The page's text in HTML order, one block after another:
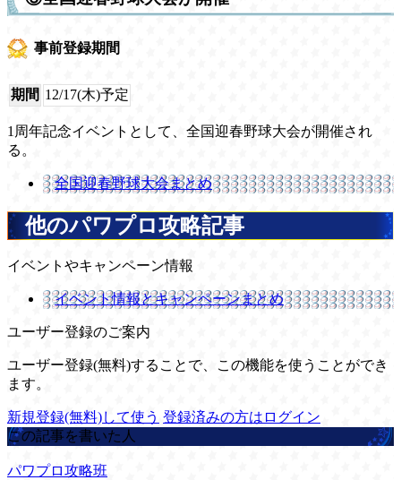
事前登録期間
期間 12/17(木)予定
1周年記念イベントとして、全国迎春野球大会が開催され
る。
全国迎春野球大会まとめ
他のパワプロ攻略記事
イベントやキャンペーン情報
イベント情報とキャンペーンまとめ
ユーザー登録のご案内
ユーザー登録(無料)することで、この機能を使うことができ
ます。
新規登録(無料)して使う 登録済みの方はログイン
この記事を書いた人
パワプロ攻略班